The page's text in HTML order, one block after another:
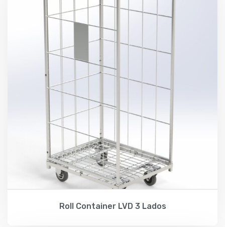
Roll Container LVD 3 Lados